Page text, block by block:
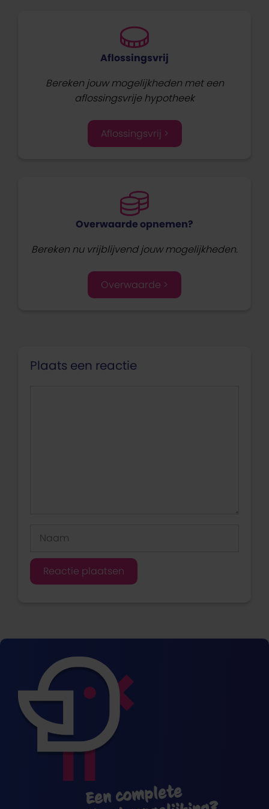
Aflossingsvrij
Bereken jouw mogelijkheden met een
aflossingsvrije hypotheek
Aflossingsvrij >
Overwaarde opnemen?
Bereken nu vrijblijvend jouw mogelijkheden.
Overwaarde >
Plaats een reactie
Naam
Een complete